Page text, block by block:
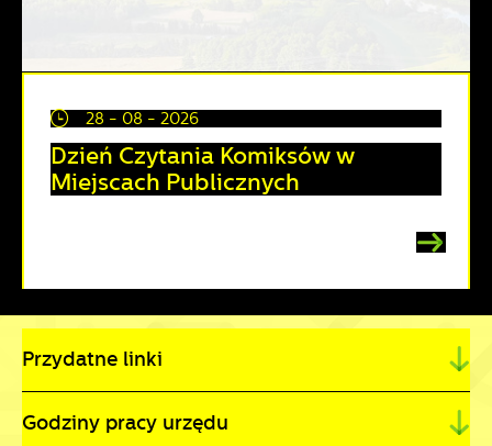
28 - 08 - 2026
Dzień Czytania Komiksów w
Miejscach Publicznych
Przydatne linki
Godziny pracy urzędu